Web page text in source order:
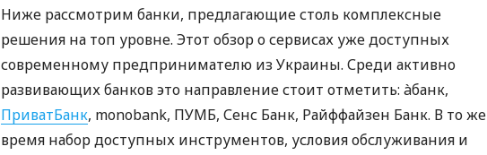
Ниже рассмотрим банки, предлагающие столь комплексные
решения на топ уровне. Этот обзор о сервисах уже доступных
современному предпринимателю из Украины. Среди активно
развивающих банков это направление стоит отметить: àбанк,
ПриватБанк, monobank, ПУМБ, Сенс Банк, Райффайзен Банк. В то же
время набор доступных инструментов, условия обслуживания и